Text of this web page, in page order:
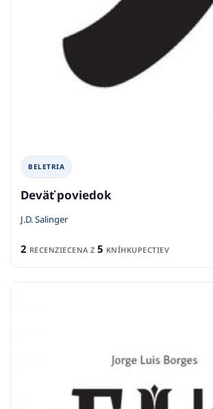
BELETRIA
Deväť poviedok
J.D. Salinger
2 RECENZIECENA Z 5 KNÍHKUPECTIEV